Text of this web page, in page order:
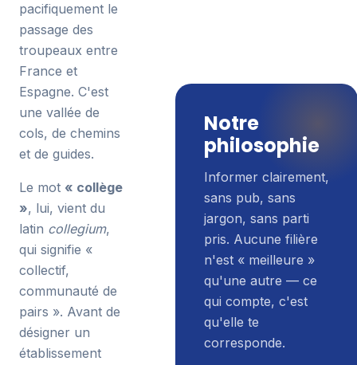
pacifiquement le
passage des
troupeaux entre
France et
Espagne. C'est
une vallée de
cols, de chemins
et de guides.
Le mot « collège
», lui, vient du
latin collegium,
qui signifie «
collectif,
communauté de
pairs ». Avant de
désigner un
établissement
Notre
philosophie
Informer clairement,
sans pub, sans
jargon, sans parti
pris. Aucune filière
n'est « meilleure »
qu'une autre — ce
qui compte, c'est
qu'elle te
corresponde.